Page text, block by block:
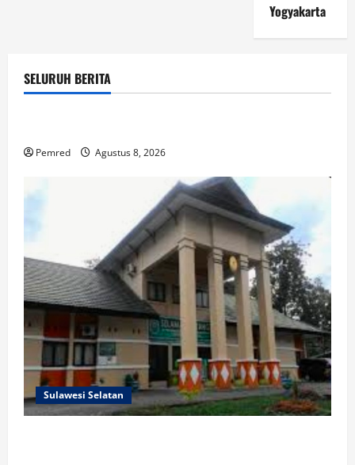
Yogyakarta
SELURUH BERITA
Uncategorized
Pemred Agustus 8, 2026
Sulawesi Selatan